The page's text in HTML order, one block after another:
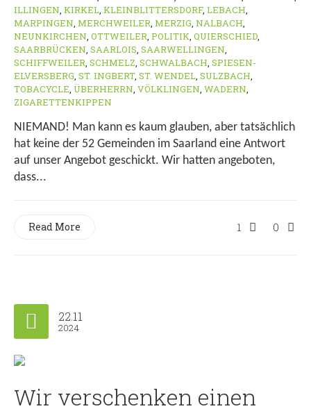
ILLINGEN, KIRKEL, KLEINBLITTERSDORF, LEBACH,
MARPINGEN, MERCHWEILER, MERZIG, NALBACH,
NEUNKIRCHEN, OTTWEILER, POLITIK, QUIERSCHIED,
SAARBRÜCKEN, SAARLOIS, SAARWELLINGEN,
SCHIFFWEILER, SCHMELZ, SCHWALBACH, SPIESEN-
ELVERSBERG, ST. INGBERT, ST. WENDEL, SULZBACH,
TOBACYCLE, ÜBERHERRN, VÖLKLINGEN, WADERN,
ZIGARETTENKIPPEN
NIEMAND! Man kann es kaum glauben, aber tatsächlich
hat keine der 52 Gemeinden im Saarland eine Antwort
auf unser Angebot geschickt. Wir hatten angeboten,
dass...
1 0
Read More
22.11
2024
Wir verschenken einen